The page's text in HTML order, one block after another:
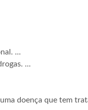
...
...
doença que tem